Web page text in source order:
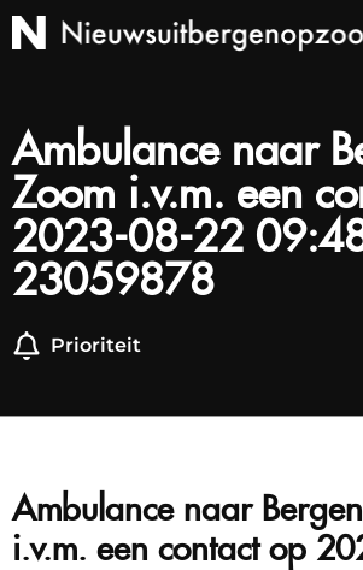
Ambulance naar
Zoom i.v.m. een
2023-08-22
23059878
Prioriteit
Ambulance naar
i.v.m. een contact op